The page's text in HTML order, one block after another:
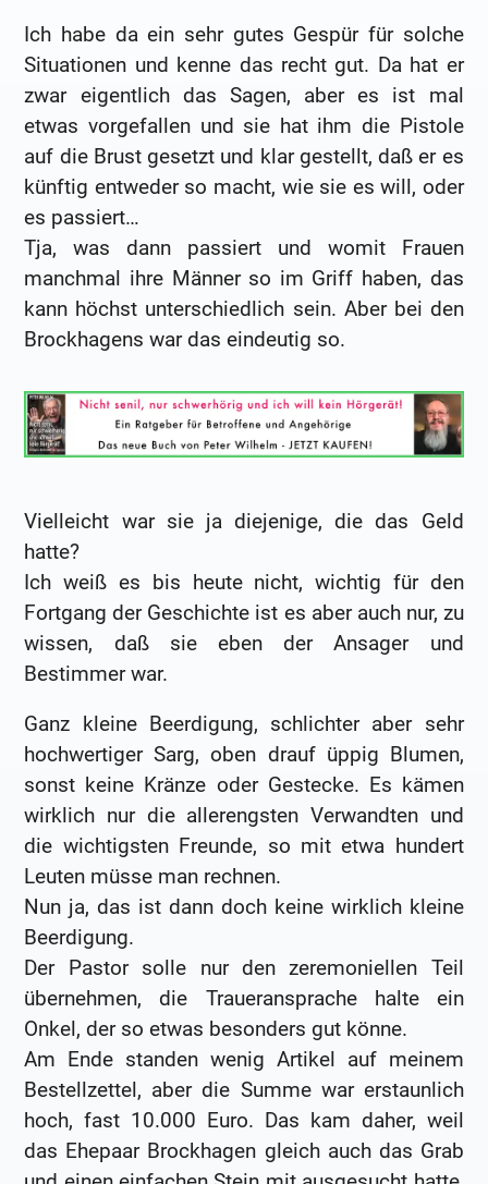
Ich habe da ein sehr gutes Gespür für solche
Situationen und kenne das recht gut. Da hat er
zwar eigentlich das Sagen, aber es ist mal
etwas vorgefallen und sie hat ihm die Pistole
auf die Brust gesetzt und klar gestellt, daß er es
künftig entweder so macht, wie sie es will, oder
es passiert…
Tja, was dann passiert und womit Frauen
manchmal ihre Männer so im Griff haben, das
kann höchst unterschiedlich sein. Aber bei den
Brockhagens war das eindeutig so.
Vielleicht war sie ja diejenige, die das Geld
hatte?
Ich weiß es bis heute nicht, wichtig für den
Fortgang der Geschichte ist es aber auch nur, zu
wissen, daß sie eben der Ansager und
Bestimmer war.
Ganz kleine Beerdigung, schlichter aber sehr
hochwertiger Sarg, oben drauf üppig Blumen,
sonst keine Kränze oder Gestecke. Es kämen
wirklich nur die allerengsten Verwandten und
die wichtigsten Freunde, so mit etwa hundert
Leuten müsse man rechnen.
Nun ja, das ist dann doch keine wirklich kleine
Beerdigung.
Der Pastor solle nur den zeremoniellen Teil
übernehmen, die Traueransprache halte ein
Onkel, der so etwas besonders gut könne.
Am Ende standen wenig Artikel auf meinem
Bestellzettel, aber die Summe war erstaunlich
hoch, fast 10.000 Euro. Das kam daher, weil
das Ehepaar Brockhagen gleich auch das Grab